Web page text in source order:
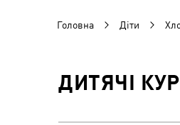
Головна Діти
ДИТЯЧІ